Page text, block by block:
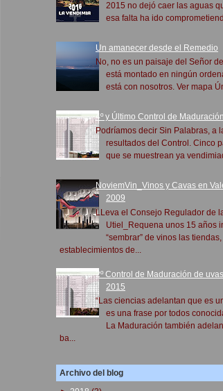
2015 no dejó caer las aguas
esa falta ha ido
Un amanecer desde el Remedio
No, no es un paisaje del Señor
está montado en ningún
está con nosotros. Ver mapa
4º y Último Control de
Podríamos decir Sin Palabras, a
resultados del Control. Cinco
que se muestrean ya
NoviemVin_Vinos y Cavas en
2009
LLeva el Consejo Regulador de
Utiel_Requena unos 15 años
“sembrar” de vinos las
establecimientos de...
2º Control de Maduración de
2015
“Las ciencias adelantan que es
es una frase por todos
La Maduración también
ba...
Archivo del blog